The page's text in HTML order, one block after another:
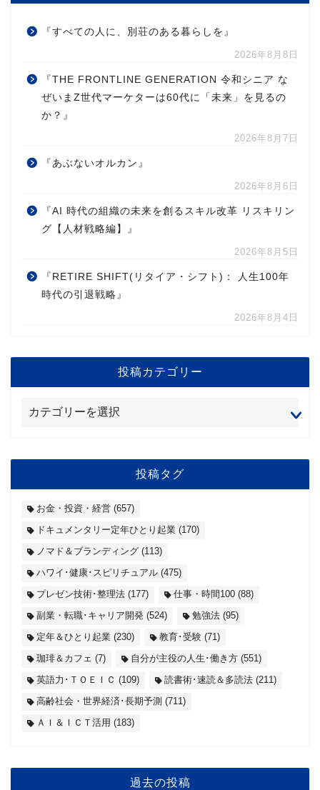
『すべての人に、別荘のある暮らしを』
2026年8月8日
『THE FRONTLINE GENERATION 令和シニア な
ぜいまZ世代マーケターは60代に「未来」を見るの
か？』
2026年8月7日
『あぶないオルカン』
2026年8月6日
『AI 時代の組織の未来を創るスキル改革 リスキリン
グ【人材戦略編】』
2026年8月5日
『RETIRE SHIFT(リタイア・シフト)： 人生100年
時代の引退戦略』
2026年8月4日
投稿カテゴリー
投稿タグ
お金・投資・経営 (657)
ドキュメンタリー定年ひとり起業 (170)
ノマド＆ブランディング (113)
ハワイ･健康･スピリチュアル (475)
プレゼン技術･整理法 (177) 仕事・時間100 (88)
副業・転職･キャリア開発 (524) 勉強法 (95)
定年＆ひとり起業 (230) 教育･受験 (71)
珈琲＆カフェ (7) 自分が主役の人生･働き方 (551)
英語力･ＴＯＥＩＣ (109) 読書術･速読＆多読法 (211)
高齢社会・世界経済･長期予測 (711)
ＡＩ＆ＩＣＴ活用 (183)
過去の投稿